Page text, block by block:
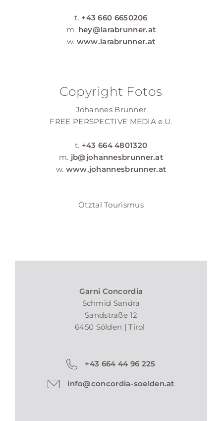
t. +43 660 6650206
m. hey@larabrunner.at
w. www.larabrunner.at
Copyright Fotos
Johannes Brunner
FREE PERSPECTIVE MEDIA e.U.
t. +43 664 4801320
m. jb@johannesbrunner.at
w. www.johannesbrunner.at
Ötztal Tourismus
Garni Concordia
Schmid Sandra
Sandstraße 12
6450 Sölden | Tirol
+43 664 44 96 225
info@concordia-soelden.at